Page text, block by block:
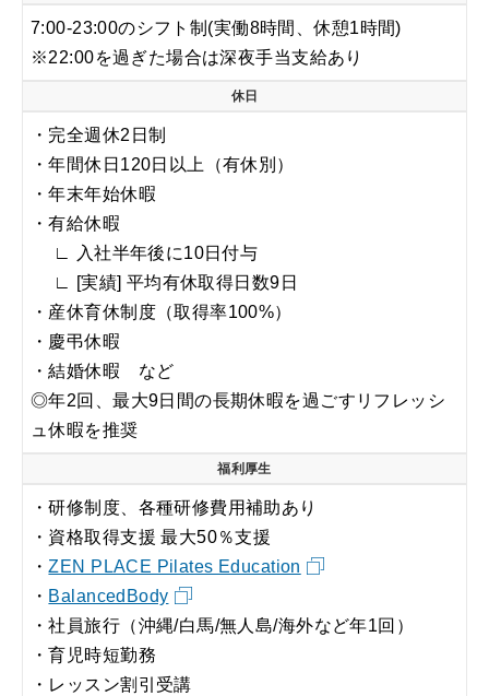
7:00-23:00のシフト制(実働8時間、休憩1時間)
※22:00を過ぎた場合は深夜手当支給あり
休日
・完全週休2日制
・年間休日120日以上（有休別）
・年末年始休暇
・有給休暇
∟ 入社半年後に10日付与
∟ [実績] 平均有休取得日数9日
・産休育休制度（取得率100%）
・慶弔休暇
・結婚休暇 など
◎年2回、最大9日間の長期休暇を過ごすリフレッシ
ュ休暇を推奨
福利厚生
・研修制度、各種研修費用補助あり
・資格取得支援 最大50％支援
・ZEN PLACE Pilates Education
・ BalancedBody
・社員旅行（沖縄/白馬/無人島/海外など年1回）
・育児時短勤務
・レッスン割引受講